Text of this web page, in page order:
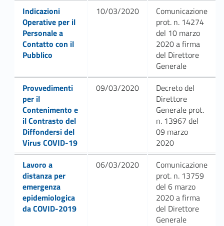
Link identifier #identifier__30719-13
Indicazioni
Operative per il
Personale a
Contatto con il
Pubblico
10/03/2020
Comunicazione
prot. n. 14274
del 10 marzo
2020 a firma
del Direttore
Generale
Link identifier #identifier__199150-14
Provvedimenti
per il
Contenimento e
il Contrasto del
Diffondersi del
Virus COVID-19
09/03/2020
Decreto del
Direttore
Generale prot.
n. 13967 del
09 marzo
2020
Link identifier #identifier__39387-15
Lavoro a
distanza per
emergenza
epidemiologica
da COVID-2019
06/03/2020
Comunicazione
prot. n. 13759
del 6 marzo
2020 a firma
del Direttore
Generale